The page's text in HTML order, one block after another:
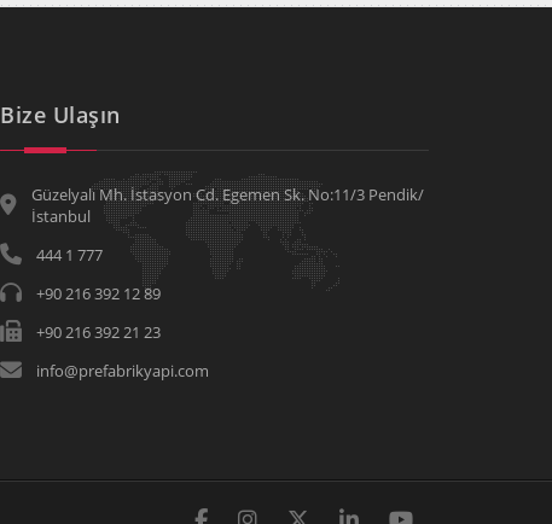
Bize Ulaşın
Güzelyalı Mh. İstasyon Cd. Egemen Sk. No:11/3 Pendik/
İstanbul
444 1 777
+90 216 392 12 89
+90 216 392 21 23
info@prefabrikyapi.com